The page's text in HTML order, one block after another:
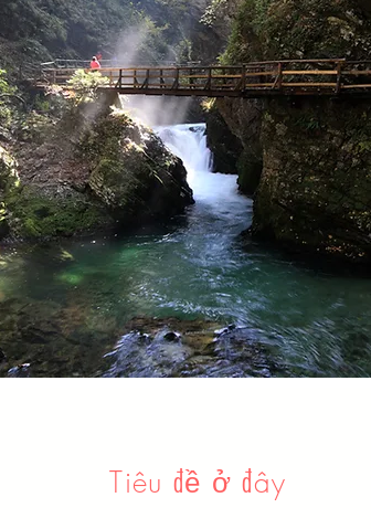
Tiêu đề ở đây